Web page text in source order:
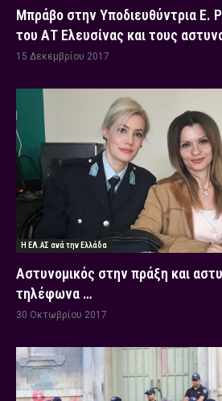
Μπράβο στην Υποδιευθύντρια Ε.
του ΑΤ Ελευσίνας και τους
15 Δεκεμβρίου 2017
Η ΕΛ.ΑΣ ανά την Ελλάδα
Αστυνομικός στην πράξη και
τηλέφωνα …
30 Οκτωβρίου 2017